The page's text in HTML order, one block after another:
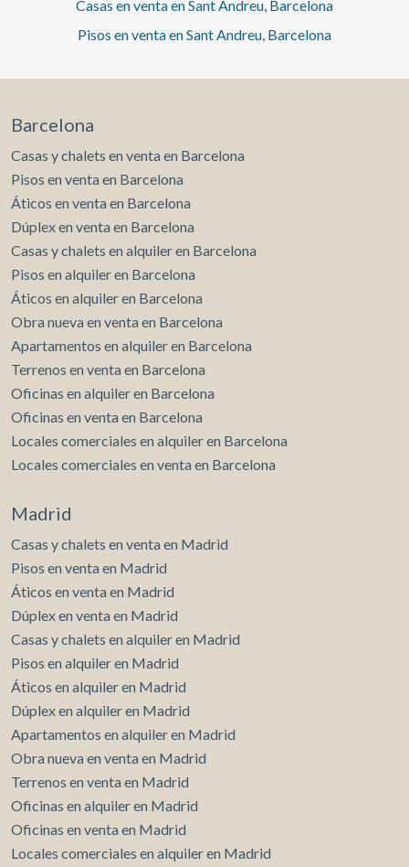
Casas en venta en Sant Andreu, Barcelona
Pisos en venta en Sant Andreu, Barcelona
Barcelona
Casas y chalets en venta en Barcelona
Pisos en venta en Barcelona
Áticos en venta en Barcelona
Dúplex en venta en Barcelona
Casas y chalets en alquiler en Barcelona
Pisos en alquiler en Barcelona
Áticos en alquiler en Barcelona
Obra nueva en venta en Barcelona
Apartamentos en alquiler en Barcelona
Terrenos en venta en Barcelona
Oficinas en alquiler en Barcelona
Oficinas en venta en Barcelona
Locales comerciales en alquiler en Barcelona
Locales comerciales en venta en Barcelona
Madrid
Casas y chalets en venta en Madrid
Pisos en venta en Madrid
Áticos en venta en Madrid
Dúplex en venta en Madrid
Casas y chalets en alquiler en Madrid
Pisos en alquiler en Madrid
Áticos en alquiler en Madrid
Dúplex en alquiler en Madrid
Apartamentos en alquiler en Madrid
Obra nueva en venta en Madrid
Terrenos en venta en Madrid
Oficinas en alquiler en Madrid
Oficinas en venta en Madrid
Locales comerciales en alquiler en Madrid